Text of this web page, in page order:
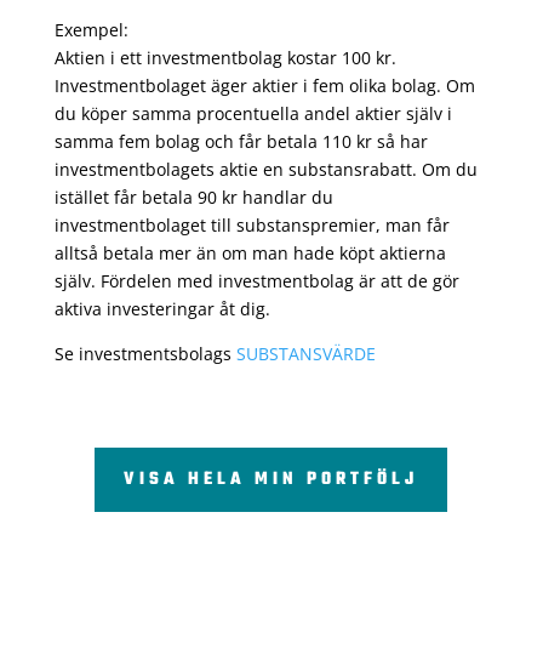
Exempel:
Aktien i ett investmentbolag kostar 100 kr.
Investmentbolaget äger aktier i fem olika bolag. Om
du köper samma procentuella andel aktier själv i
samma fem bolag och får betala 110 kr så har
investmentbolagets aktie en substansrabatt. Om du
istället får betala 90 kr handlar du
investmentbolaget till substanspremier, man får
alltså betala mer än om man hade köpt aktierna
själv. Fördelen med investmentbolag är att de gör
aktiva investeringar åt dig.
Se investmentsbolags SUBSTANSVÄRDE
VISA HELA MIN PORTFÖLJ